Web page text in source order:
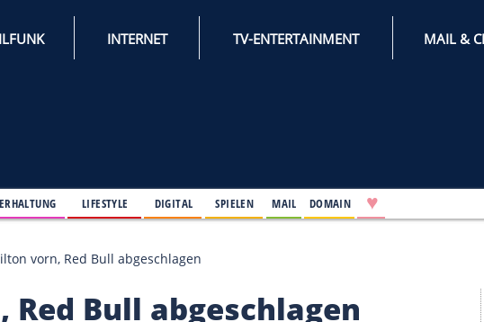
MOBILFUNK INTERNET TV-ENTERTAINMENT
> Hamilton vorn, Red Bull abgeschlagen